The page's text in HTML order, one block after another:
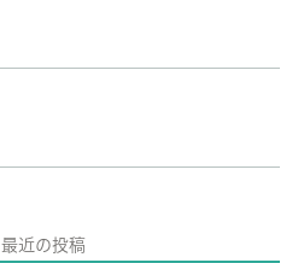
最近の投稿